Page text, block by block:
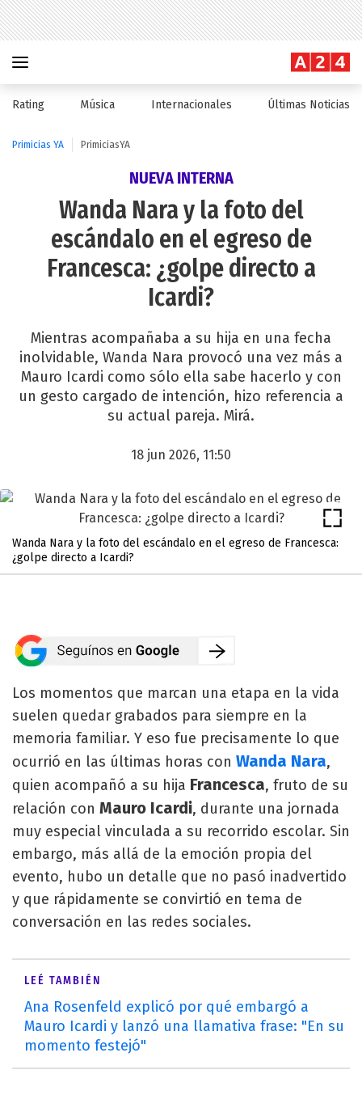
Rating Música Internacionales Últimas Noticias
Primicias YA PrimiciasYA
NUEVA INTERNA
Wanda Nara y la foto del
escándalo en el egreso de
Francesca: ¿golpe directo a
Icardi?
Mientras acompañaba a su hija en una fecha
inolvidable, Wanda Nara provocó una vez más a
Mauro Icardi como sólo ella sabe hacerlo y con
un gesto cargado de intención, hizo referencia a
su actual pareja. Mirá.
18 jun 2026, 11:50
Wanda Nara y la foto del escándalo en el egreso de Francesca:
¿golpe directo a Icardi?
Los momentos que marcan una etapa en la vida
suelen quedar grabados para siempre en la
memoria familiar. Y eso fue precisamente lo que
ocurrió en las últimas horas con Wanda Nara,
quien acompañó a su hija Francesca, fruto de su
relación con Mauro Icardi, durante una jornada
muy especial vinculada a su recorrido escolar. Sin
embargo, más allá de la emoción propia del
evento, hubo un detalle que no pasó inadvertido
y que rápidamente se convirtió en tema de
conversación en las redes sociales.
LEÉ TAMBIÉN
Ana Rosenfeld explicó por qué embargó a
Mauro Icardi y lanzó una llamativa frase: "En su
momento festejó"